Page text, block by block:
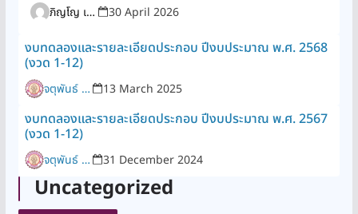
ภิญโญ เพิ่มพูล 30 April 2026
งบทดลองและรายละเอียดประกอบ ปีงบประมาณ พ.ศ. 2568
(งวด 1-12)
จตุพันธ์ รุจิรานุกูล 13 March 2025
งบทดลองและรายละเอียดประกอบ ปีงบประมาณ พ.ศ. 2567
(งวด 1-12)
จตุพันธ์ รุจิรานุกูล 31 December 2024
Uncategorized